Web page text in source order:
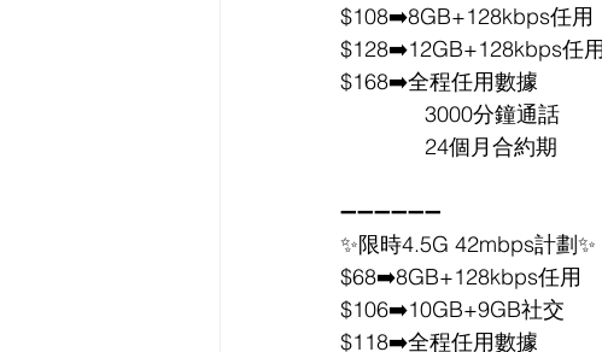
$108➡️8GB+128kbps任用
$128➡️12GB+128kbps任用
$168➡️全程任用數據
              3000分鐘通話
              24個月合約期
➖➖➖➖➖➖
✨限時4.5G 42mbps計劃✨
$68➡️8GB+128kbps任用
$106➡️10GB+9GB社交
$118➡️全程任用數據